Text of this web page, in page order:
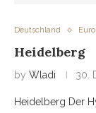
Deutschland
Heidelberg
by Wladi 30.
Heidelberg Der